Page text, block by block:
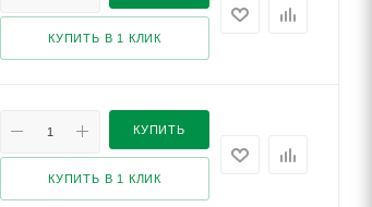
КУПИТЬ В 1 КЛИК
КУПИТЬ
КУПИТЬ В 1 КЛИК